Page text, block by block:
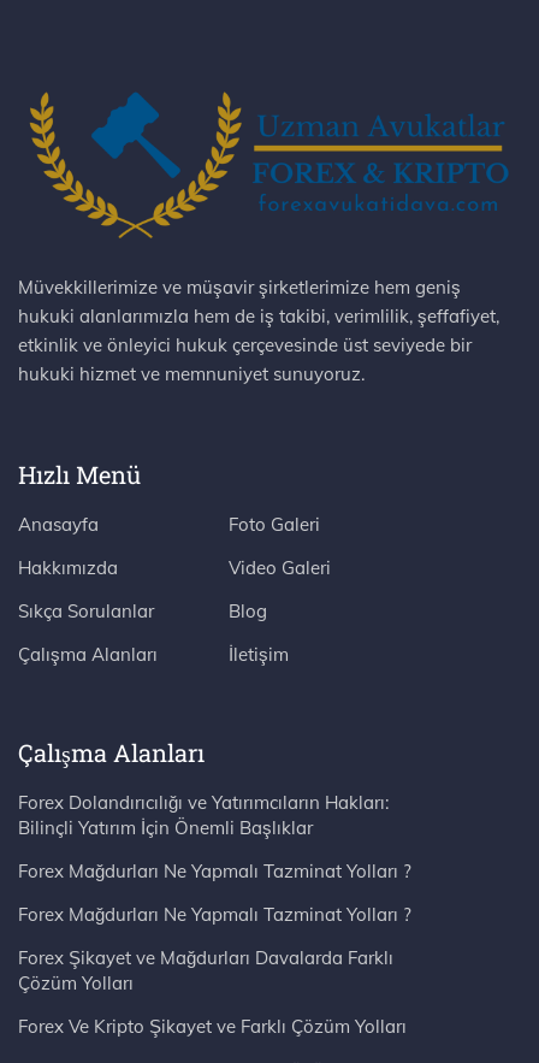
Müvekkillerimize ve müşavir şirketlerimize hem geniş
hukuki alanlarımızla hem de iş takibi, verimlilik, şeffafiyet,
etkinlik ve önleyici hukuk çerçevesinde üst seviyede bir
hukuki hizmet ve memnuniyet sunuyoruz.
Hızlı Menü
Anasayfa
Hakkımızda
Sıkça Sorulanlar
Çalışma Alanları
Foto Galeri
Video Galeri
Blog
İletişim
Çalışma Alanları
Forex Dolandırıcılığı ve Yatırımcıların Hakları:
Bilinçli Yatırım İçin Önemli Başlıklar
Forex Mağdurları Ne Yapmalı Tazminat Yolları ?
Forex Mağdurları Ne Yapmalı Tazminat Yolları ?
Forex Şikayet ve Mağdurları Davalarda Farklı
Çözüm Yolları
Forex Ve Kripto Şikayet ve Farklı Çözüm Yolları